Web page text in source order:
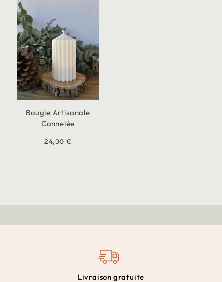
Bougie Artisanale
Cannelée
24,00 €
Livraison gratuite